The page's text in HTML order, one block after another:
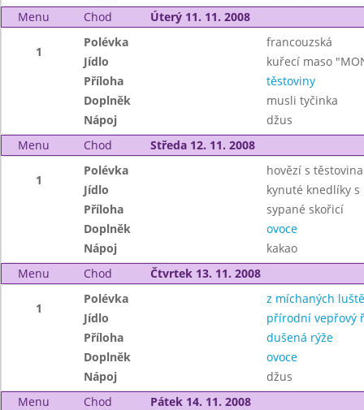
Menu
Chod Úterý 11. 11. 2008
1
Polévka
francouzská
Jídlo
kuřecí maso
Příloha
těstoviny
Doplněk
musli tyčinka
Nápoj
džus
Menu
Chod Středa 12. 11. 2008
1
Polévka
hovězí s
Jídlo
kynuté knedlíky
Příloha
sypané skořicí
Doplněk
ovoce
Nápoj
kakao
Menu
Chod Čtvrtek 13. 11. 2008
1
Polévka
z míchaných
Jídlo
přírodní vepřový
Příloha
dušená rýže
Doplněk
ovoce
Nápoj
džus
Menu
Chod Pátek 14. 11. 2008